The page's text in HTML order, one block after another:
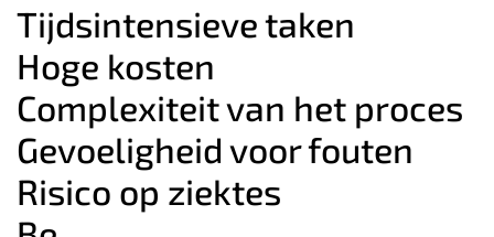
Tijdsintensieve taken
Hoge kosten
Complexiteit van het proces
Gevoeligheid voor fouten
Risico op ziektes